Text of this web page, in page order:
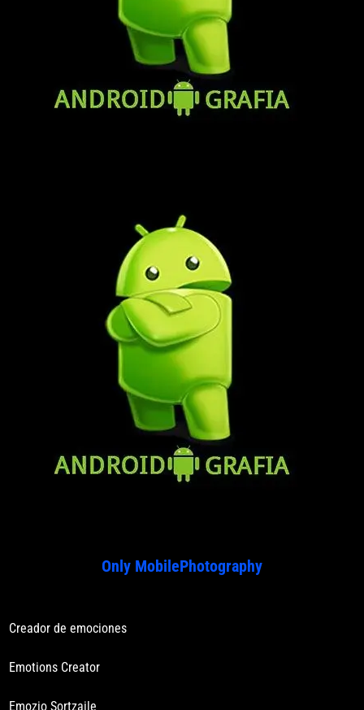
Only MobilePhotography
Creador de emociones
Emotions Creator
Emozio Sortzaile